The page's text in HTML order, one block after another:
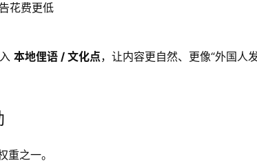
花费更低
本地俚语 / 文化点，让内容更自然、更像“外国人
之一。